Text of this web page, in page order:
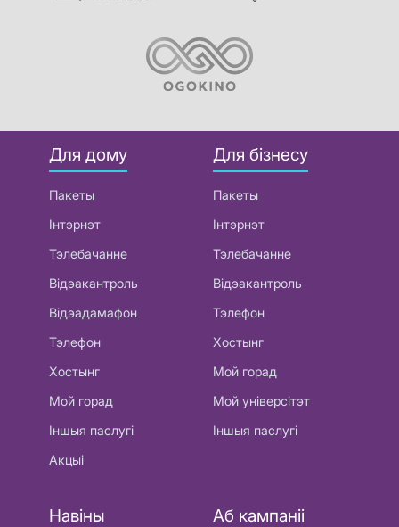
Для дому
Пакеты
Інтэрнэт
Тэлебачанне
Відэакантроль
Відэадамафон
Тэлефон
Хостынг
Мой горад
Іншыя паслугі
Акцыі
Для бізнесу
Пакеты
Інтэрнэт
Тэлебачанне
Відэакантроль
Тэлефон
Хостынг
Мой горад
Мой універсітэт
Іншыя паслугі
Навіны Аб кампаніі